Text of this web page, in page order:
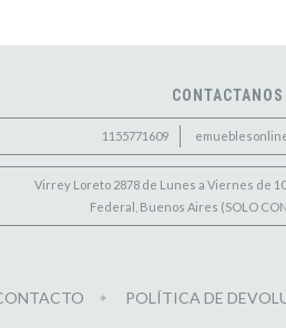
CONTACTANOS
1155771609
Virrey Loreto 2878 de Lunes a Viernes de 10
Federal, Buenos Aires (SOLO CON
POLÍTICA DE